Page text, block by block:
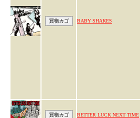
BABY SHAKES
BETTER LUCK NEXT TIME